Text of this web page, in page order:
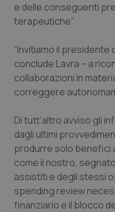
Puglia
Sardegna
Sicilia
Umbria
Valle D’Aosta
Veneto
Malattie rare
Malattia di
Neuroscienze &
Oftalmologia
Oncoematologia
e delle conseguenti
terapeutiche”.
“Invitiamo il presidente
conclude Lavra – a
collaborazioni in
correggere
Di tutt’altro avviso gli
dagli ultimi
produrre solo benefici
come il nostro,
assistiti e degli stessi
spending review
finanziario e il blocco